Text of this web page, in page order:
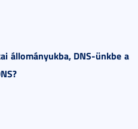
állományukba, DNS-ünkbe a